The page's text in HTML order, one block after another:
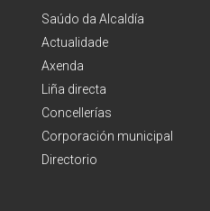
Saúdo da Alcaldía
Actualidade
Axenda
Liña directa
Concellerías
Corporación municipal
Directorio